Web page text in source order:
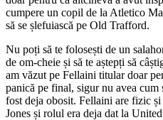
cumpere un copil de la Atletico
să se șlefuiască pe Old Trafford.
Nu poți să te folosești de un
de om-cheie și să te aștepți să
am văzut pe Fellaini titular doar
panică pe final, sigur nu avea cum
fost deja obosit. Fellaini are fizic
Jones și rolul era deja dat la